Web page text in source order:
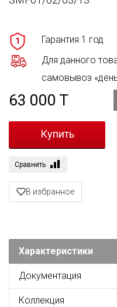
1
Гарантия 1 год
Для данного
самовывоз
63 000 T
Сравнить
В избранное
Характеристики
Документация
Коллекция